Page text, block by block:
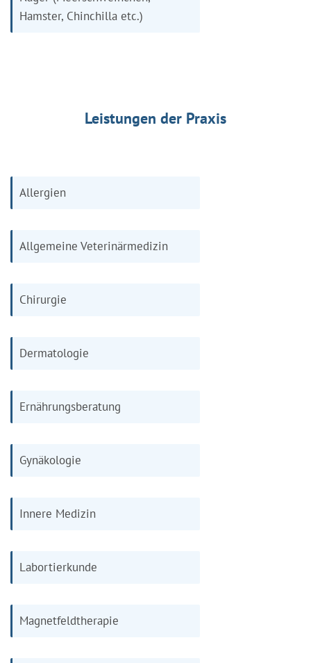
Hamster, Chinchilla etc.)
Leistungen der Praxis
Allergien
Allgemeine Veterinärmedizin
Chirurgie
Dermatologie
Ernährungsberatung
Gynäkologie
Innere Medizin
Labortierkunde
Magnetfeldtherapie